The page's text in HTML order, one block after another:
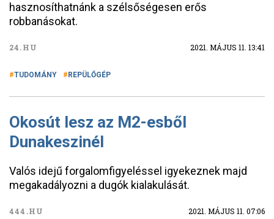
hasznosíthatnánk a szélsőségesen erős
robbanásokat.
24.HU 2021. MÁJUS 11. 13:41
TUDOMÁNY REPÜLŐGÉP
Okosút lesz az M2-esből
Dunakeszinél
Valós idejű forgalomfigyeléssel igyekeznek majd
megakadályozni a dugók kialakulását.
444.HU 2021. MÁJUS 11. 07:06